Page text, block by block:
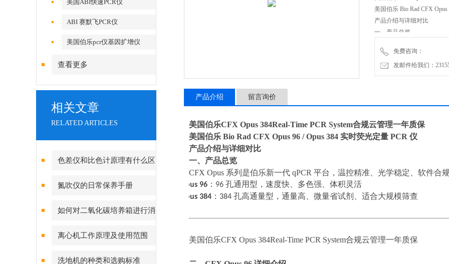
美国ABI快速PCR仪
ABI 赛默飞PCR仪
美国伯乐pcr仪基因扩增仪
查看更多
相关文章
RELATED ARTICLES
色差仪和比色计原理有什么区
别？
氮吹仪的日常保养手册
如何对二氧化碳培养箱进行消
毒灭菌呢？
离心机工作原理及使用范围
洗地机的种类和选购标准
美国伯乐 Bio Rad CFX
产品介绍与详细对比
一、产品总览
·Opus 96：96 孔通用型，
免费咨询：
发邮件给我们：
产品介绍 留言询价
美国伯乐CFX Opus 384Real-Time PCR System合规云管理一年质保
美国伯乐 Bio Rad CFX Opus 96 / Opus 384 实时荧光定量 PCR 仪
产品介绍与详细对比
一、产品总览
CFX Opus 系列是伯乐新一代 qPCR 平台，温控精准、光学稳定、软件合
Opus 96 ： 96 孔通用型，速度快、多色强、体积灵活
Opus 384 ： 384 孔高通量型，通量高、微量省试剂、适合大规模筛查
美国伯乐CFX Opus 384Real-Time PCR System合规云管理一年质保